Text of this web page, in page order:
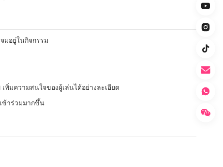
มอยู่ในกิจกรรม
พิ่มความสนใจของผู้เล่นได้อย่างละเอียด
ข้าร่วมมากขึ้น